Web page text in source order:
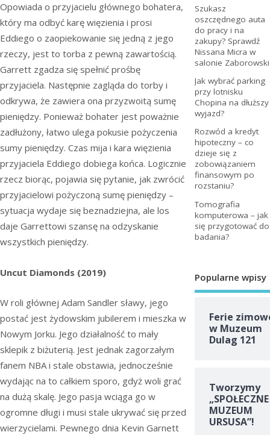
Opowiada o przyjacielu głównego bohatera,
który ma odbyć karę więzienia i prosi
Eddiego o zaopiekowanie się jedną z jego
rzeczy, jest to torba z pewną zawartością.
Garrett zgadza się spełnić prośbę
przyjaciela. Następnie zagląda do torby i
odkrywa, że zawiera ona przyzwoitą sumę
pieniędzy. Ponieważ bohater jest poważnie
zadłużony, łatwo ulega pokusie pożyczenia
sumy pieniędzy. Czas mija i kara więzienia
przyjaciela Eddiego dobiega końca. Logicznie
rzecz biorąc, pojawia się pytanie, jak zwrócić
przyjacielowi pożyczoną sumę pieniędzy –
sytuacja wydaje się beznadziejna, ale los
daje Garrettowi szansę na odzyskanie
wszystkich pieniędzy.
Uncut Diamonds (2019)
W roli głównej Adam Sandler sławy, jego
postać jest żydowskim jubilerem i mieszka w
Nowym Jorku. Jego działalność to mały
sklepik z biżuterią. Jest jednak zagorzałym
fanem NBA i stale obstawia, jednocześnie
wydając na to całkiem sporo, gdyż woli grać
na dużą skalę. Jego pasja wciąga go w
ogromne długi i musi stale ukrywać się przed
wierzycielami. Pewnego dnia Kevin Garnett
Szukasz
oszczędnego auta
do pracy i na
zakupy? Sprawdź
Nissana Micra w
salonie Zaborowski
Jak wybrać parking
przy lotnisku
Chopina na dłuższy
wyjazd?
Rozwód a kredyt
hipoteczny – co
dzieje się z
zobowiązaniem
finansowym po
rozstaniu?
Tomografia
komputerowa – jak
się przygotować do
badania?
Popularne wpisy
Ferie
w Muzeum
Dulag 121
Tworzymy
„SPOŁECZNE
MUZEUM
URSUSA”!